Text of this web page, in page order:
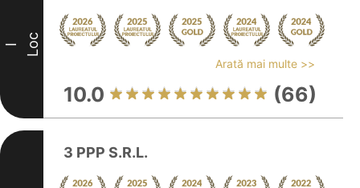
I Loc
Arată mai multe >>
10.0 (66)
3 PPP S.R.L.